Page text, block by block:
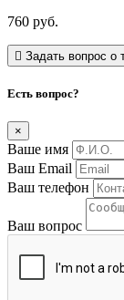
760 руб.
Задать вопрос о
Есть вопрос?
×
Ваше имя
Ваш Email
Ваш телефон
Ваш вопрос